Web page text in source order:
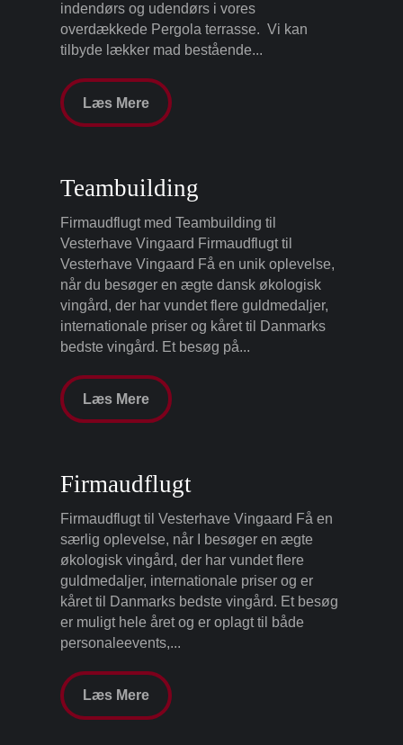
indendørs og udendørs i vores
overdækkede Pergola terrasse. Vi kan
tilbyde lækker mad bestående...
Læs Mere
Teambuilding
Firmaudflugt med Teambuilding til
Vesterhave Vingaard Firmaudflugt til
Vesterhave Vingaard Få en unik oplevelse,
når du besøger en ægte dansk økologisk
vingård, der har vundet flere guldmedaljer,
internationale priser og kåret til Danmarks
bedste vingård. Et besøg på...
Læs Mere
Firmaudflugt
Firmaudflugt til Vesterhave Vingaard Få en
særlig oplevelse, når I besøger en ægte
økologisk vingård, der har vundet flere
guldmedaljer, internationale priser og er
kåret til Danmarks bedste vingård. Et besøg
er muligt hele året og er oplagt til både
personaleevents,...
Læs Mere